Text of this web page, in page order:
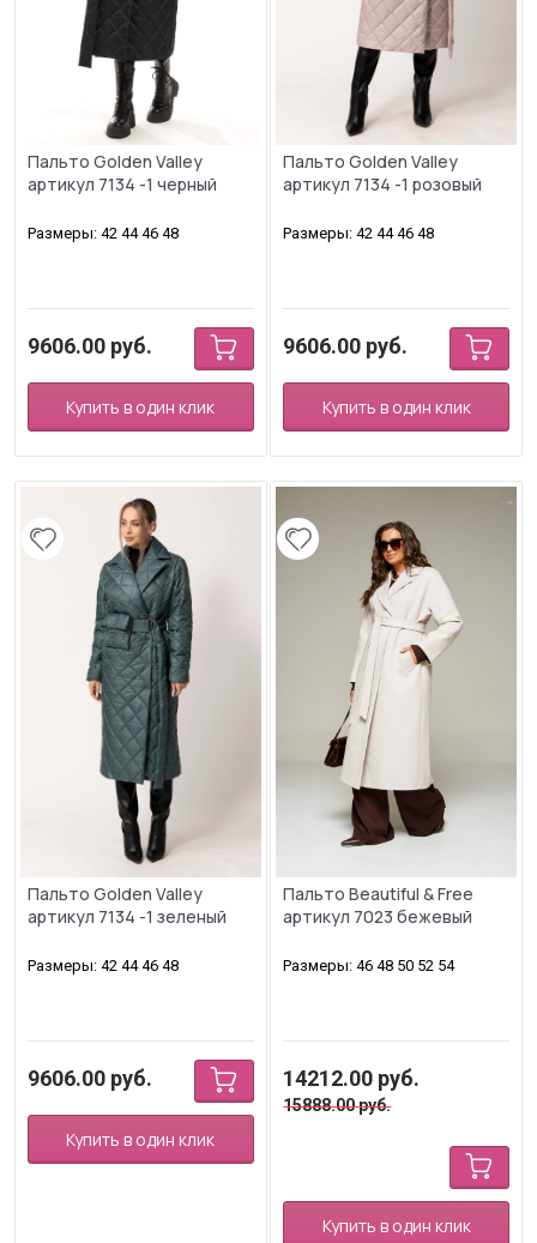
Пальто Golden Valley
артикул 7134 -1 черный
Размеры: 42 44 46 48
9606.00 руб.
Купить в один клик
Пальто Golden Valley
артикул 7134 -1 розовый
Размеры: 42 44 46 48
9606.00 руб.
Купить в один клик
Пальто Golden Valley
артикул 7134 -1 зеленый
Размеры: 42 44 46 48
9606.00 руб.
Купить в один клик
Пальто Beautiful & Free
артикул 7023 бежевый
Размеры: 46 48 50 52 54
14212.00 руб.
15888.00руб.
Купить в один клик